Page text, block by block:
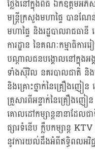
ថ្លែងនៅក្នុងពិធី ឯកឧត្តមអ
មន្ត្រីក្រសួងមហាផ្ទៃ បានណ
មហាផ្ទៃ និងរដ្ឋបាលរាជធ
ការដ្ឋាន នៃគណៈកម្មាធិកា
បណ្តាលជនបង្គោលនៅក្នុងអ
ទាំងស៊ីវិល នគរបាលជាតិ និ
និងគ្រោះថ្នាក់នៃគ្រឿងញៀន
គ្រួសារពីអន្ទាក់នៃគ្រឿងញៀន
គោលដៅកម្សាន្តនានាដែ
ផ្សារទំនើប ក្លឹបកម្សាន្ត
នូវការយល់ដឹងអំពីឥទ្ធិពលអវិ